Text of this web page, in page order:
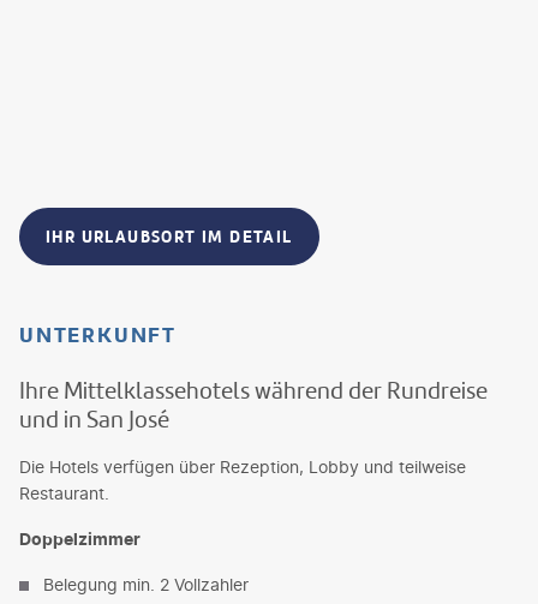
IHR URLAUBSORT IM DETAIL
UNTERKUNFT
Ihre Mittelklassehotels während der Rundreise
und in San José
Die Hotels verfügen über Rezeption, Lobby und teilweise
Restaurant.
Doppelzimmer
Belegung min. 2 Vollzahler